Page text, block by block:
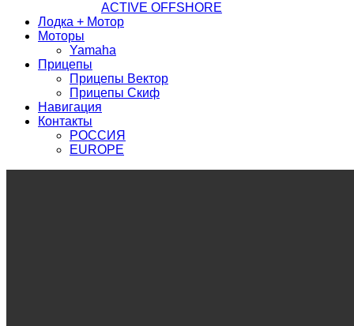
ACTIVE OFFSHORE
Лодка + Мотор
Моторы
Yamaha
Прицепы
Прицепы Вектор
Прицепы Скиф
Навигация
Контакты
РОССИЯ
EUROPE